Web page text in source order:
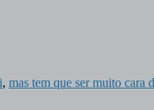
, mas tem que ser muito cara